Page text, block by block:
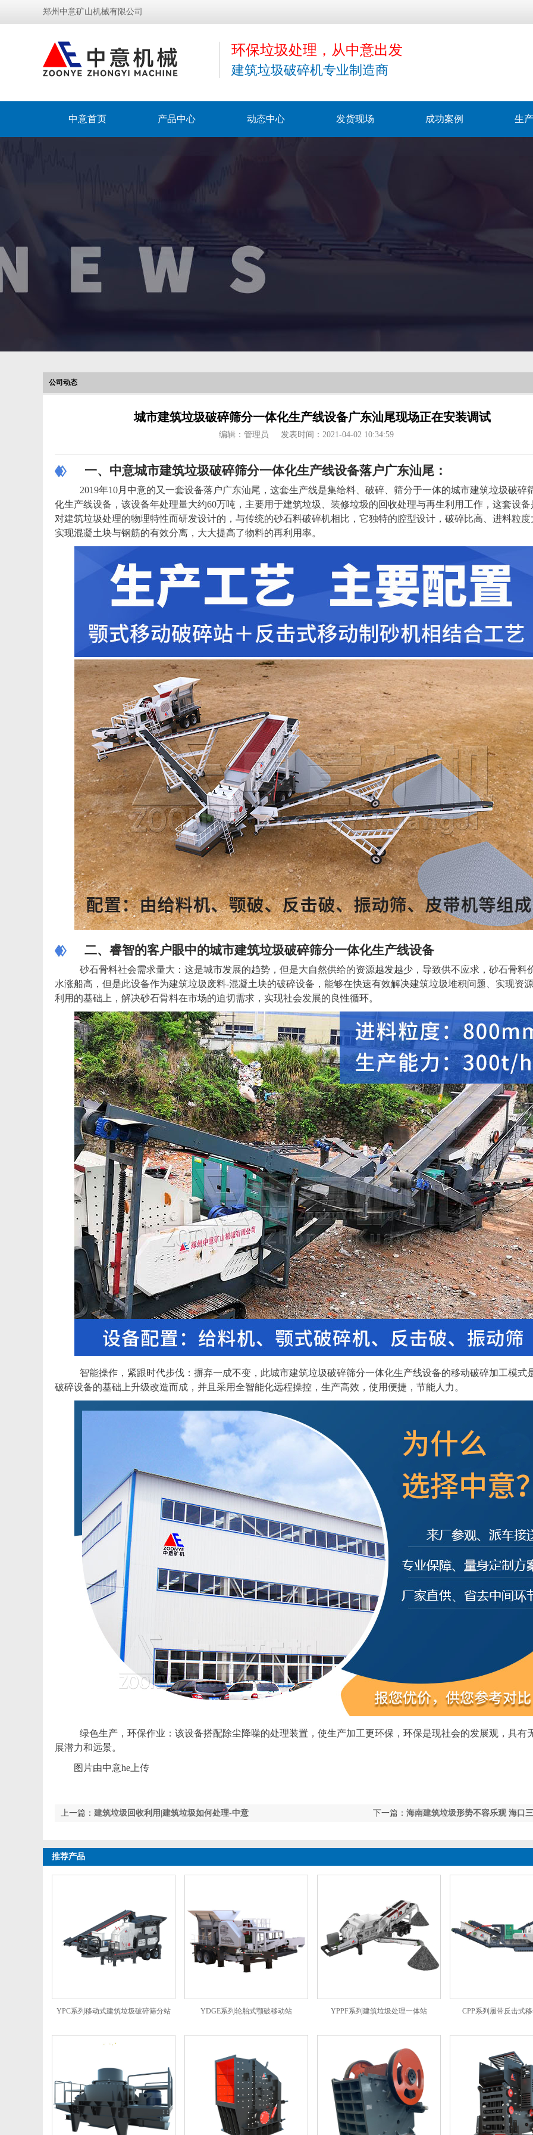
郑州中意矿山机械有限公司
环保垃圾处理，从中意出发
建筑垃圾破碎机专业制造商
中意首页 产品中心 动态中心 发货现场 成功案例 生
公司动态
城市建筑垃圾破碎筛分一体化生产线设备广东汕尾现场正在安装调试
编辑：管理员 发表时间：2021-04-02 10:34:59
一、中意城市建筑垃圾破碎筛分一体化生产线设备落户广东汕尾：
2019年10月中意的又一套设备落户广东汕尾，这套生产线是集给料、破碎、筛分于一体的城市建筑垃圾破碎
化生产线设备，该设备年处理量大约60万吨，主要用于建筑垃圾、装修垃圾的回收处理与再生利用工作，这套设
对建筑垃圾处理的物理特性而研发设计的，与传统的砂石料破碎机相比，它独特的腔型设计，破碎比高、进料粒
实现混凝土块与钢筋的有效分离，大大提高了物料的再利用率。
二、睿智的客户眼中的城市建筑垃圾破碎筛分一体化生产线设备
砂石骨料社会需求量大：这是城市发展的趋势，但是大自然供给的资源越发越少，导致供不应求，砂石骨料
水涨船高，但是此设备作为建筑垃圾废料-混凝土块的破碎设备，能够在快速有效解决建筑垃圾堆积问题、实现资
利用的基础上，解决砂石骨料在市场的迫切需求，实现社会发展的良性循环。
智能操作，紧跟时代步伐：摒弃一成不变，此城市建筑垃圾破碎筛分一体化生产线设备的移动破碎加工模式
破碎设备的基础上升级改造而成，并且采用全智能化远程操控，生产高效，使用便捷，节能人力。
绿色生产，环保作业：该设备搭配除尘降噪的处理装置，使生产加工更环保，环保是现社会的发展观，具有
展潜力和远景。
图片由中意he上传
下一篇： 海南建筑垃圾形势不容乐观 海口
上一篇： 建筑垃圾回收利用|建筑垃圾如何处理-中意
推荐产品
YPC系列移动式建筑垃圾破碎筛分站 YDGE系列轮胎式颚破移动站 YPPF系列建筑垃圾处理一体站 CPP系列履带反击式